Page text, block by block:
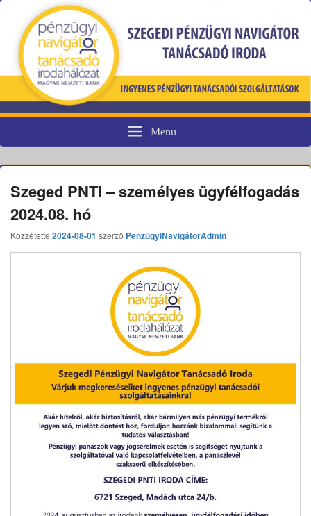
Pénzügyi fogyasztóvédelem
Menu
Szeged PNTI – személyes ügyfélfogadás
2024.08. hó
Közzétette 2024-08-01 szerző PenzügyiNavigátorAdmin